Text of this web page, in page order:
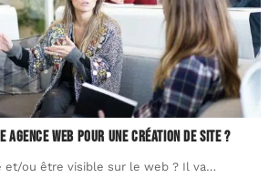
agence web pour une création de site ?
et/ou être visible sur le web ? Il va…